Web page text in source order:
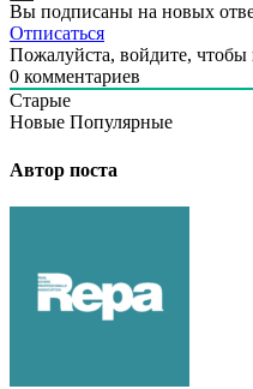
Вы подписаны на новых
Отписаться
Пожалуйста, войдите, чтобы
0 комментариев
Старые
Новые Популярные
Автор поста